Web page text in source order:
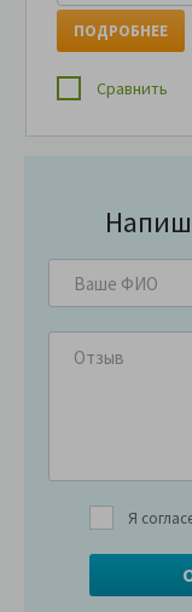
ПОДРОБНЕЕ
Сравнить
Я